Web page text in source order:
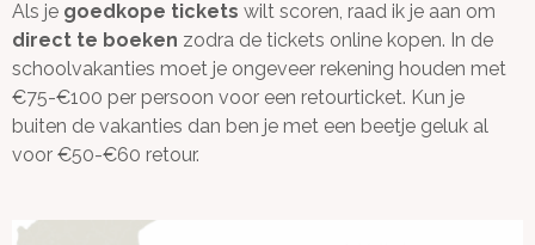
Als je goedkope tickets wilt scoren, raad ik je aan om
direct te boeken zodra de tickets online kopen. In de
schoolvakanties moet je ongeveer rekening houden met
€75-€100 per persoon voor een retourticket. Kun je
buiten de vakanties dan ben je met een beetje geluk al
voor €50-€60 retour.